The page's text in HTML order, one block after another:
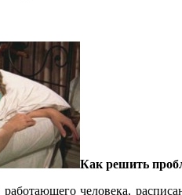
Как решить
человека,